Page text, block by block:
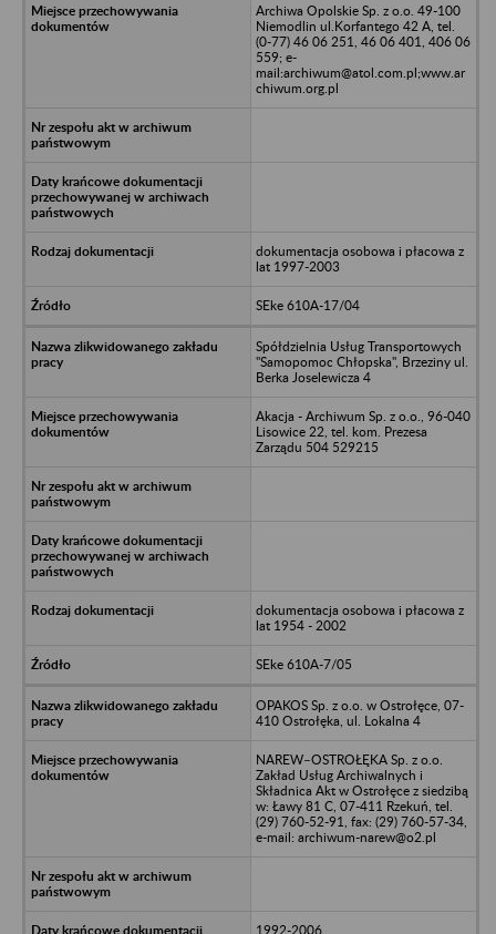
Archiwa Opolskie Sp. z o.o. 49-100
Niemodlin ul.Korfantego 42 A, tel.
(0-77) 46 06 251, 46 06 401, 406 06
559; e-
mail:archiwum@atol.com.pl;www.ar
chiwum.org.pl
dokumentacja osobowa i płacowa z
lat 1997-2003
SEke 610A-17/04
Spółdzielnia Usług Transportowych
"Samopomoc Chłopska", Brzeziny ul.
Berka Joselewicza 4
Akacja - Archiwum Sp. z o.o., 96-040
Lisowice 22, tel. kom. Prezesa
Zarządu 504 529215
dokumentacja osobowa i płacowa z
lat 1954 - 2002
SEke 610A-7/05
OPAKOS Sp. z o.o. w Ostrołęce, 07-
410 Ostrołęka, ul. Lokalna 4
NAREW–OSTROŁĘKA Sp. z o.o.
Zakład Usług Archiwalnych i
Składnica Akt w Ostrołęce z siedzibą
w: Ławy 81 C, 07-411 Rzekuń, tel.
(29) 760-52-91, fax: (29) 760-57-34,
e-mail: archiwum-narew@o2.pl
1992-2006